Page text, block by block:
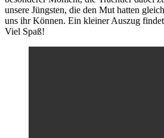
unsere Jüngsten, die den Mut hatten
uns ihr Können. Ein kleiner Auszug
Viel Spaß!